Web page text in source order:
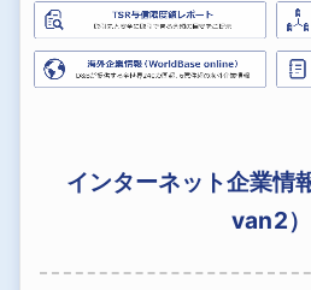
インターネット企業情
van2）